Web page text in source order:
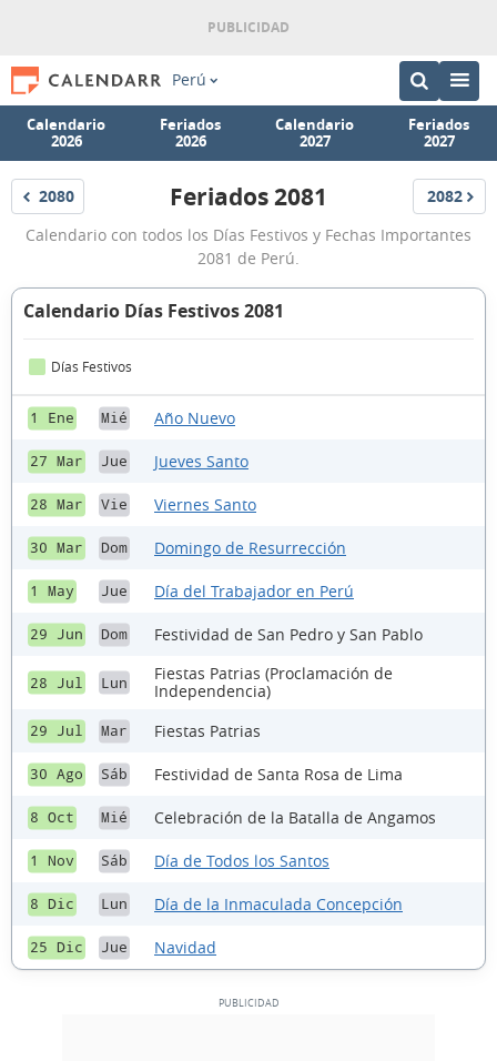
Perú
Calendario
2026
Feriados
2026
Calendario
2027
Feriados
2027
Feriados
2080
Feriados
2081
Feriados 2081 Feriados
2082
Calendario con todos los Días Festivos y Fechas Importantes
2081 de Perú.
Calendario Días Festivos 2081
Días Festivos
1 Ene Mié Año Nuevo
27 Mar Jue Jueves Santo
28 Mar Vie Viernes Santo
30 Mar Dom Domingo de Resurrección
1 May Jue Día del Trabajador en Perú
29 Jun Dom Festividad de San Pedro y San Pablo
28 Jul Lun
Fiestas Patrias (Proclamación de
Independencia)
29 Jul Mar Fiestas Patrias
30 Ago Sáb Festividad de Santa Rosa de Lima
8 Oct Mié Celebración de la Batalla de Angamos
1 Nov Sáb Día de Todos los Santos
8 Dic Lun Día de la Inmaculada Concepción
25 Dic Jue Navidad